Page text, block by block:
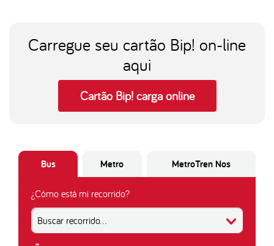
Carregue seu cartão Bip! on-line
aqui
Cartão Bip! carga online
Bus Metro MetroTren Nos
¿Cómo está mi recorrido?
Buscar recorrido...